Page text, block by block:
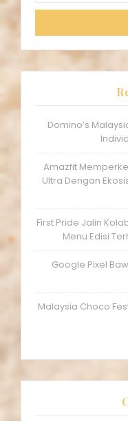
Domino’s
Amazfit
Ultra Dengan
First Pride Jalin
Menu Edisi
Google Pixel
Malaysia Choco